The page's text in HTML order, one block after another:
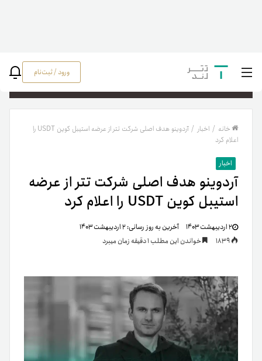
ورود / ثبت‌نام
خانه / اخبار /
آردوینو هدف اصلی شرکت تتر از عرضه استیبل کوین USDT را
اعلام کرد
اخبار
آردوینو هدف اصلی شرکت تتر از عرضه
استیبل کوین USDT را اعلام کرد
۲ اردیبهشت ۱۴۰۳ آخرین به روز رسانی:۲ اردیبهشت ۱۴۰۳
خواندن این مطلب 1 دقیقه زمان میبرد